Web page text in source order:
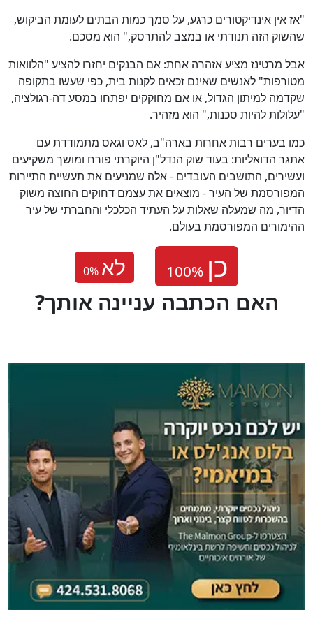
"אז אין אינדיקטורים כרגע, על סמך כמות הבתים לעומת הביקוש,
שהשוק הזה תנודתי או במצב להתרסק," הוא מסכם.
אבל מרטינז מציע אזהרה אחת: אם הבנקים יחזרו להציע "הלוואות
מטורפות" לאנשים שאינם זכאים לקנות בית, כפי שעשו בתקופה
שקדמה למיתון הגדול, או אם מחוקקים יפתחו במסע דה-רגולציה,
"עלולות להיות סכנות," הוא מזהיר.
כמו בערים רבות אחרות בארה"ב, לאס וגאס מתמודדת עם
אתגר הדואליות: בעוד שוק הנדל"ן היוקרתי פורח ומושך משקיעים
ועשירים, התושבים העובדים - אלה שמניעים את תעשיית התיירות
המפורסמת של העיר - מוצאים את עצמם דחוקים החוצה משוק
הדיור, מה שמעלה שאלות על העתיד הכלכלי והחברתי של עיר
ההימורים המפורסמת בעולם.
0% לא
?האם הכתבה עניינה אותך